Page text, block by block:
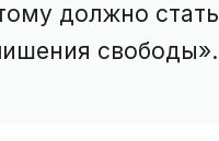
должно стать
свободы».